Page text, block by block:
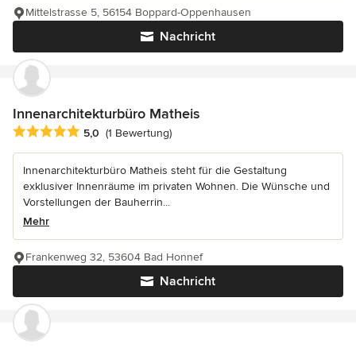
Nachricht
Mittelstrasse 5, 56154 Boppard-Oppenhausen
Innenarchitekturbüro Matheis
Durchschnittliche Bewertung: 5 von 5 Sternen
5,0 (1 Bewertung)
Innenarchitekturbüro Matheis steht für die Gestaltung
exklusiver Innenräume im privaten Wohnen. Die Wünsche und
Vorstellungen der Bauherrin...
Mehr
Nachricht
Frankenweg 32, 53604 Bad Honnef